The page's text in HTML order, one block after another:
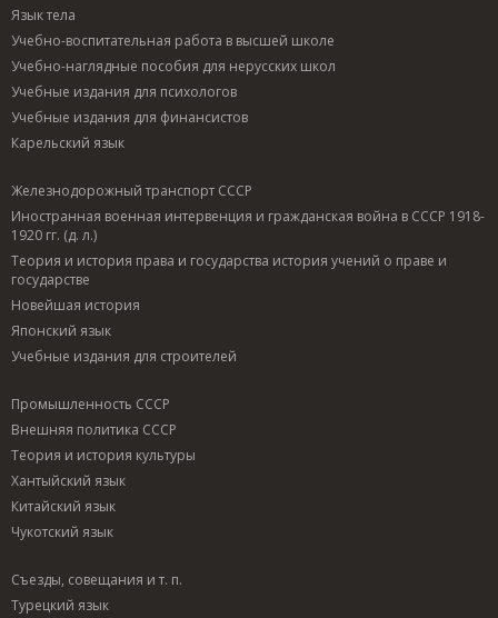
Язык тела
Учебно-воспитательная работа в высшей школе
Учебно-наглядные пособия для нерусских школ
Учебные издания для психологов
Учебные издания для финансистов
Карельский язык
Железнодорожный транспорт СССР
Иностранная военная интервенция и гражданская война в СССР 1918-
1920 гг. (д. л.)
Теория и история права и государства история учений о праве и
государстве
Новейшая история
Японский язык
Учебные издания для строителей
Промышленность СССР
Внешняя политика СССР
Теория и история культуры
Хантыйский язык
Китайский язык
Чукотский язык
Съезды, совещания и т. п.
Турецкий язык